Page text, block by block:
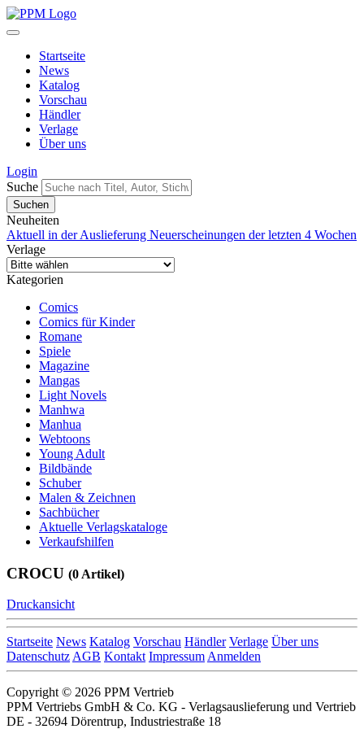
Startseite
News
Katalog
Vorschau
Händler
Verlage
Über uns
Login
Suche
Neuheiten
Aktuell in der Auslieferung Neuerscheinungen der letzten 4 Wochen
Verlage
Kategorien
Comics
Comics für Kinder
Romane
Spiele
Magazine
Mangas
Light Novels
Manhwa
Manhua
Webtoons
Young Adult
Bildbände
Schuber
Malen & Zeichnen
Sachbücher
Aktuelle Verlagskataloge
Verkaufshilfen
CROCU (0 Artikel)
Druckansicht
Startseite News Katalog Vorschau Händler Verlage Über uns
DatenschutzAGB Kontakt ImpressumAnmelden
Copyright © 2026 PPM Vertrieb
PPM Vertriebs GmbH & Co. KG - Verlagsauslieferung und Vertrieb
DE - 32694 Dörentrup, Industriestraße 18